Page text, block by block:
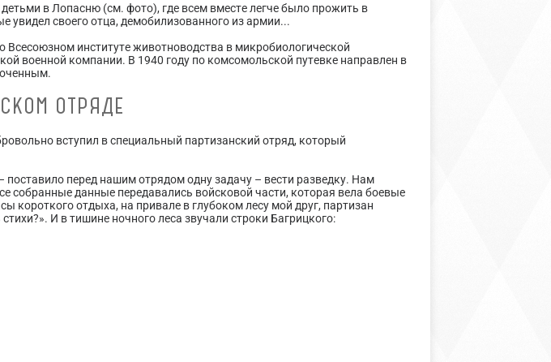
в Лопасню (см. фото), где всем вместе легче было прожить в
увидел своего отца, демобилизованного из армии...
институте животноводства в микробиологической
военной компании. В 1940 году по комсомольской путевке направлен в
ОТРЯДЕ
вступил в специальный партизанский отряд, который
перед нашим отрядом одну задачу – вести разведку. Нам
данные передавались войсковой части, которая вела боевые
короткого отдыха, на привале в глубоком лесу мой друг, партизан
И в тишине ночного леса звучали строки Багрицкого: